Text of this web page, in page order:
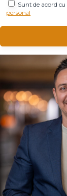
Sunt de acord cu
personal
X